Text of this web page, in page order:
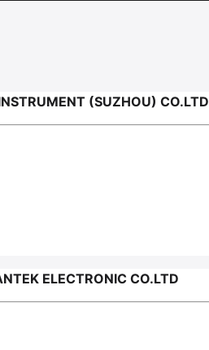
(SUZHOU) CO.LTD
ELECTRONIC CO.LTD